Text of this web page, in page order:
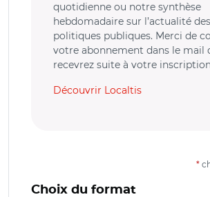
quotidienne ou notre synthèse
hebdomadaire sur l’actualité des
politiques publiques. Merci de
votre abonnement dans le mail
recevrez suite à votre
Découvrir Localtis
*
Choix du format